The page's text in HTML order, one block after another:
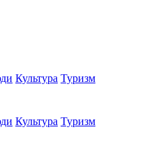
Культура Туризм
Культура Туризм